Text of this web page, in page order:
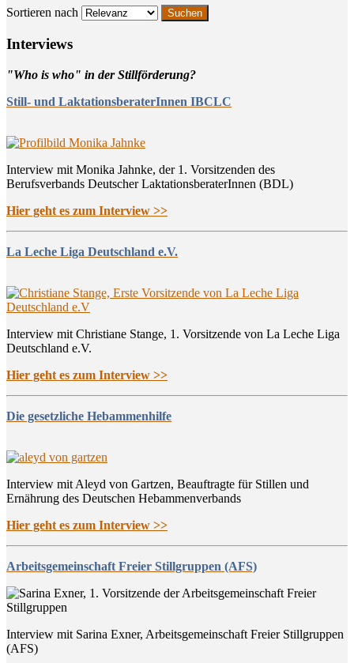
Sortieren nach
Inter­views
"Who is who" in der Stillförderung?
Still- und LaktationsberaterInnen IBCLC
Interview mit Monika Jahnke, der 1. Vorsitzenden des
Berufsverbands Deutscher LaktationsberaterInnen (BDL)
Hier geht es zum Interview >>
La Leche Liga Deutschland e.V.
Interview mit Christiane Stange, 1. Vorsitzende von La Leche Liga
Deutschland e.V.
Hier geht es zum Interview >>
Die gesetzliche Hebammenhilfe
Interview mit Aleyd von Gartzen, Beauftragte für Stillen und
Ernährung des Deutschen Hebammenverbands
Hier geht es zum Interview >>
Arbeitsgemeinschaft Freier Stillgruppen (AFS)
Interview mit Sarina Exner, Arbeitsgemeinschaft Freier Stillgruppen
(AFS)